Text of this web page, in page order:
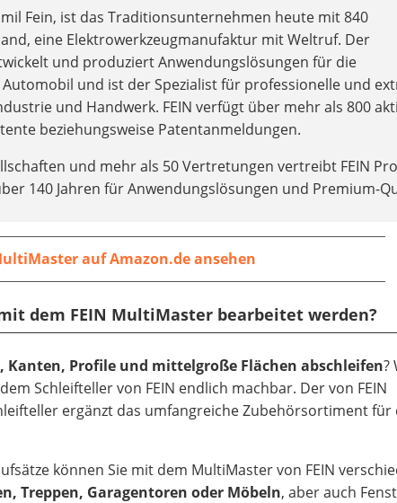
Fein, ist das Traditionsunternehmen heute mit 840
eine Elektrowerkzeugmanufaktur mit Weltruf. Der
und produziert Anwendungslösungen für die
und ist der Spezialist für professionelle und
und Handwerk. FEIN verfügt über mehr als 800
beziehungsweise Patentanmeldungen.
und mehr als 50 Vertretungen vertreibt FEIN
140 Jahren für Anwendungslösungen und Premium-
auf Amazon.de ansehen
dem FEIN MultiMaster bearbeitet werden?
Kanten, Profile und mittelgroße Flächen abschleifen?
Schleifteller von FEIN endlich machbar. Der von FEIN
ergänzt das umfangreiche Zubehörsortiment für
können Sie mit dem MultiMaster von FEIN
Treppen, Garagentoren oder Möbeln, aber auch